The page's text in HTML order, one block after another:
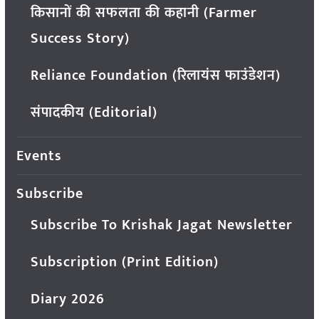
किसानों की सफलता की कहानी (Farmer
Success Story)
Reliance Foundation (रिलायंस फाउंडेशन)
संपादकीय (Editorial)
Events
Subscribe
Subscribe To Krishak Jagat Newsletter
Subscription (Print Edition)
Diary 2026